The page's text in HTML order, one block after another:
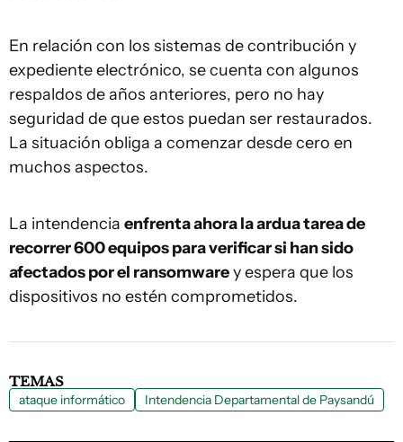
En relación con los sistemas de contribución y
expediente electrónico, se cuenta con algunos
respaldos de años anteriores, pero no hay
seguridad de que estos puedan ser restaurados.
La situación obliga a comenzar desde cero en
muchos aspectos.
La intendencia enfrenta ahora la ardua tarea de
recorrer 600 equipos para verificar si han sido
afectados por el ransomwarey espera que los
dispositivos no estén comprometidos.
TEMAS
ataque informático Intendencia Departamental de Paysandú